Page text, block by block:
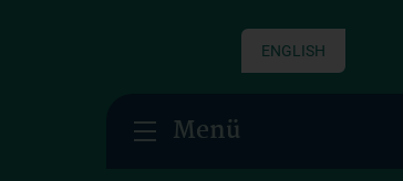
ENGLISH
Menü